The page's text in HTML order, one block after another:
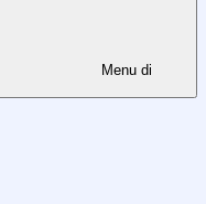
Menu di